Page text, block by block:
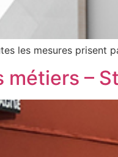
les mesures prisent
métiers –